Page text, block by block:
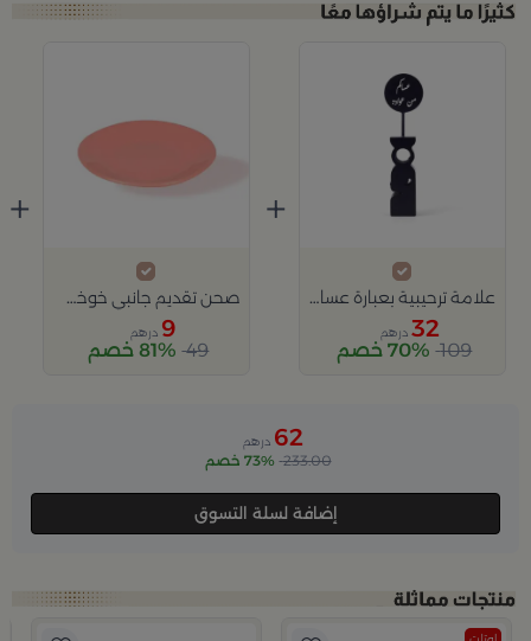
علامة ترحيبية بعبارة عساكم من عواده من ليورا
32 درهم
109 70% خصم
+
صحن تقديم جانبي خوخي من ايلانا
9 درهم
49 81% خصم
+
62 درهم
233.00 73% خصم
إضافة لسلة التسوق